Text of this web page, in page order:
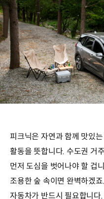
피크닉은 자연과 함께 맛있
활동을 뜻합니다. 수도권 거
먼저 도심을 벗어나야 할 겁
조용한 숲 속이면 완벽하겠
자동차가 반드시 필요합니